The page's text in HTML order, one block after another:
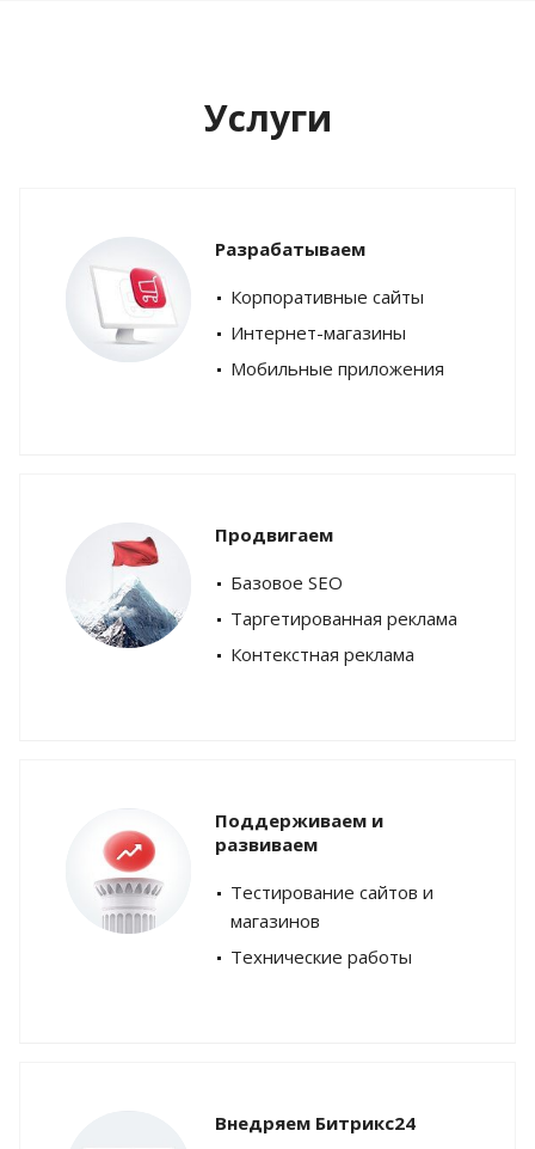
Услуги
Разрабатываем
Корпоративные сайты
Интернет-магазины
Мобильные приложения
Продвигаем
Базовое SEO
Таргетированная реклама
Контекстная реклама
Поддерживаем и
развиваем
Тестирование сайтов и
магазинов
Технические работы
Внедряем Битрикс24